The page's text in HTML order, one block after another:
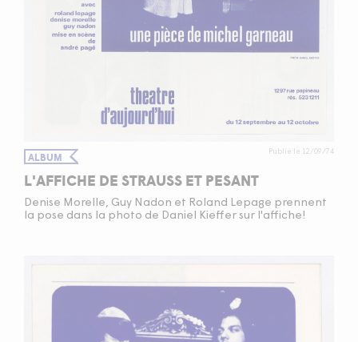
ALBUM Publié le 12/09/74
L'AFFICHE DE STRAUSS ET PESANT
Denise Morelle, Guy Nadon et Roland Lepage prennent
la pose dans la photo de Daniel Kieffer sur l'affiche!